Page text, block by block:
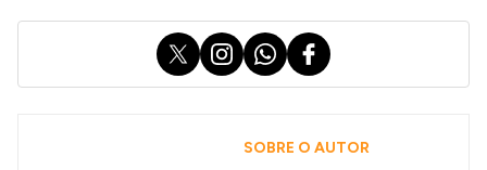
X InstagramWhatsApp
Facebook
SOBRE O AUTOR